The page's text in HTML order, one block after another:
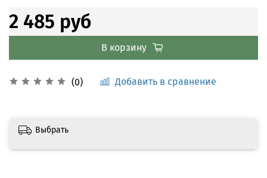
(0) Добавить в сравнение
2 485 руб
В корзину
Выбрать